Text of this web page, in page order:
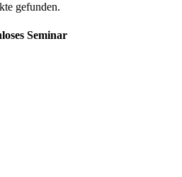
gefunden.
Seminar